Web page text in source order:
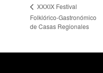
XXXIX Festival
Folklórico-Gastronómico
de Casas Regionales